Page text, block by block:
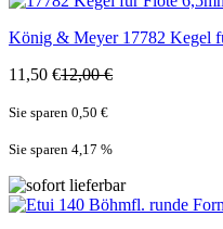
König & Meyer17782 Kegel
11,50 €12,00 €
Sie sparen 0,50 €
Sie sparen 4,17 %